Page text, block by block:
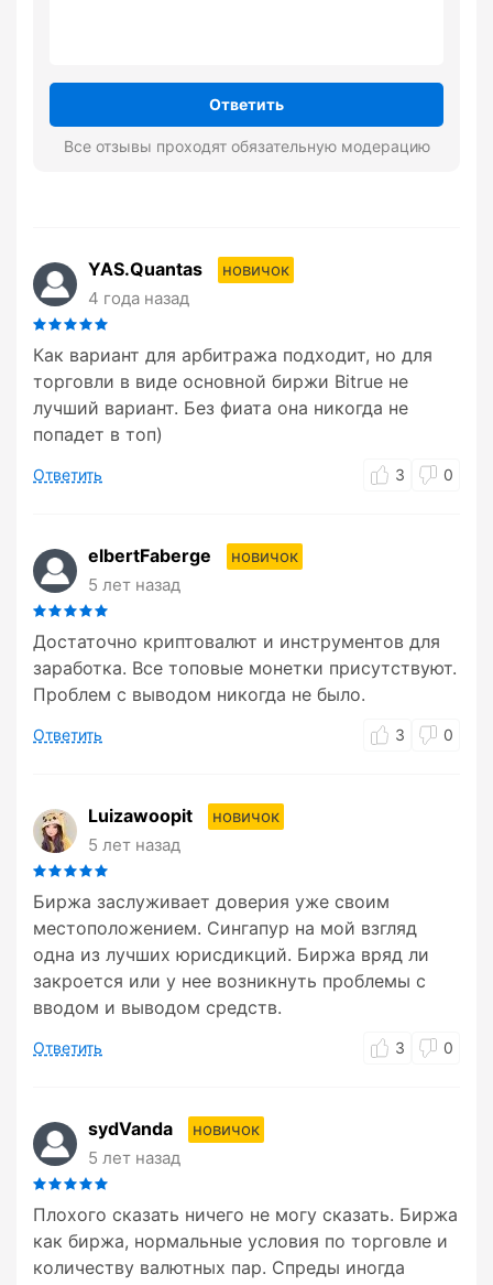
Ответить
Все отзывы проходят обязательную модерацию
YAS.Quantas
новичок
4 года назад
Как вариант для арбитража подходит, но для
торговли в виде основной биржи Bitrue не
лучший вариант. Без фиата она никогда не
попадет в топ)
Ответить 3 0
elbertFaberge
новичок
5 лет назад
Достаточно криптовалют и инструментов для
заработка. Все топовые монетки присутствуют.
Проблем с выводом никогда не было.
Ответить 3 0
Luizawoopit
новичок
5 лет назад
Биржа заслуживает доверия уже своим
местоположением. Сингапур на мой взгляд
одна из лучших юрисдикций. Биржа вряд ли
закроется или у нее возникнуть проблемы с
вводом и выводом средств.
Ответить 3 0
sydVanda
новичок
5 лет назад
Плохого сказать ничего не могу сказать. Биржа
как биржа, нормальные условия по торговле и
количеству валютных пар. Спреды иногда